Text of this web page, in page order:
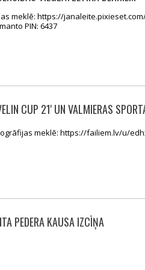
meklē: https://
PIN: 6437
CUP 21' UN VALMIERAS
meklē: https://failiem.lv/u/
PEDERA KAUSA IZCĪŅA